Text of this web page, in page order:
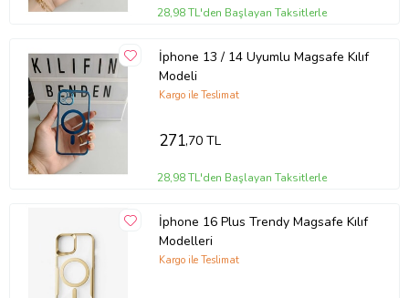
28,98 TL'den Başlayan Taksitlerle
İphone 13 / 14 Uyumlu Magsafe Kılıf
Modeli
Kargo ile Teslimat
271,70 TL
28,98 TL'den Başlayan Taksitlerle
İphone 16 Plus Trendy Magsafe Kılıf
Modelleri
Kargo ile Teslimat